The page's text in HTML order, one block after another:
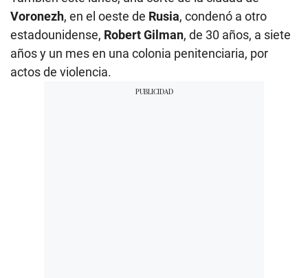
Voronezh, en el oeste de Rusia, condenó a otro
estadounidense, Robert Gilman, de 30 años, a siete
años y un mes en una colonia penitenciaria, por
actos de violencia.